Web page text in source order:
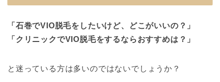
「石巻でVIO脱毛をしたいけど、どこがいいの？」
「クリニックでVIO脱毛をするならおすすめは？」
と迷っている方は多いのではないでしょうか？